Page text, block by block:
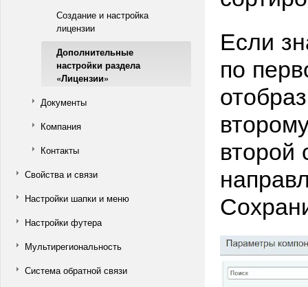
Создание и настройка
лицензии
Дополнительные
настройки раздела
«Лицензии»
Документы
Компания
Контакты
Свойства и связи
Настройки шапки и меню
Настройки футера
Мультирегиональность
Система обратной связи
Если
по
второй